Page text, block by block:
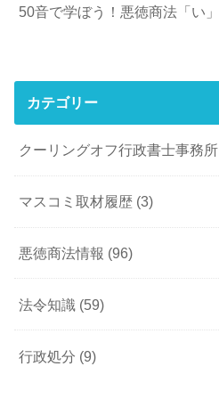
50音で学ぼう！悪徳商法「い」
カテゴリー
クーリングオフ行政書士事務所
マスコミ取材履歴 (3)
悪徳商法情報 (96)
法令知識 (59)
行政処分 (9)